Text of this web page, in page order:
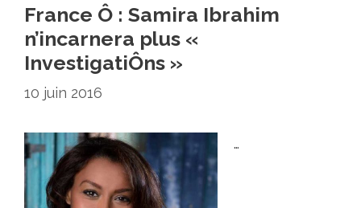
France Ô : Samira Ibrahim
n’incarnera plus «
InvestigatiÔns »
10 juin 2016
…